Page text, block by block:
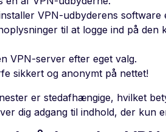
VPN-udbyderens software
til at logge ind på den
VPN-server efter eget valg.
sikkert og anonymt på nettet!
er stedafhængige, hvilket
dig adgang til indhold, der kun